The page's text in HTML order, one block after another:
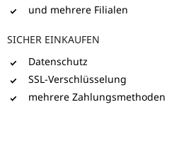
und mehrere Filialen
SICHER EINKAUFEN
Datenschutz
SSL-Verschlüsselung
mehrere Zahlungsmethoden